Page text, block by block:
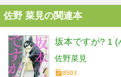
佐野 菜見の関連本
坂本ですが? 1 (
佐野菜見
8503